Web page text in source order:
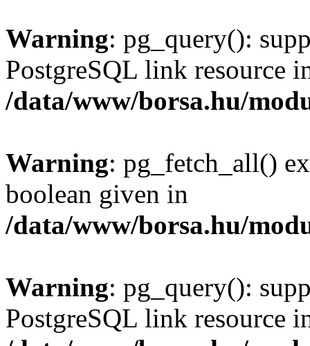
Warning: pg_query():
PostgreSQL link resource
/data/www/borsa.hu/
Warning: pg_fetch_all()
boolean given in
/data/www/borsa.hu/
Warning: pg_query():
PostgreSQL link resource